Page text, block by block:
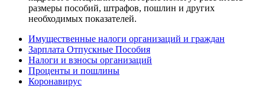
размеры пособий, штрафов, пошлин и других
необходимых показателей.
Имущественные налоги организаций и граждан
Зарплата Отпускные Пособия
Налоги и взносы организаций
Проценты и пошлины
Коронавирус